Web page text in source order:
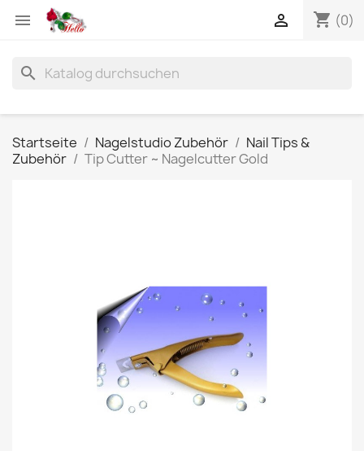
 shopping_cart (0)

search
Startseite Nagelstudio Zubehör
Nail Tips &
Zubehör
Tip Cutter ~ Nagelcutter Gold